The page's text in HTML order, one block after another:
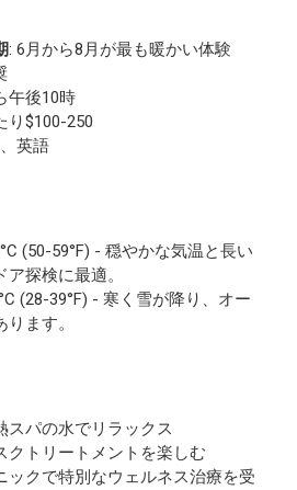
: 6月から8月が最も暖かい体験
午後10時
り$100-250
英語
(50-59°F) - 穏やかな気温と長い
探検に最適。
(28-39°F) - 寒く雪が降り、オー
ます。
スパの水でリラックス
クトリートメントを楽しむ
ックで特別なウェルネス治療を受